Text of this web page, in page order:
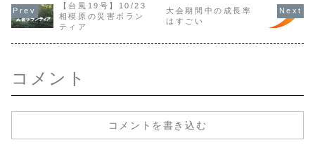
【台風19号】10/23
相模原の災害ボラン
ティア
大会期間中の成長率
はすごい
コメント
コメントを書き込む